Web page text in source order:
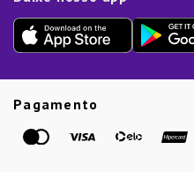
Dia dos Pais
Presente de Natal
Pagamento